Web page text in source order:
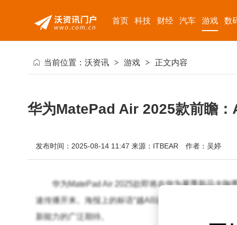
首页 科技 财经 汽车 游戏 数
当前位置： 沃资讯 > 游戏 > 正文内容
华为MatePad Air 2025款前瞻
发布时间：2025-08-14 11:47 来源：ITBEAR 作者：吴婷
华为MatePad Air 2025款即将在华为夏季新品大
速传播开来。海报上的标语“越AI玩，越出色”不仅预示
新能力的广泛期待。